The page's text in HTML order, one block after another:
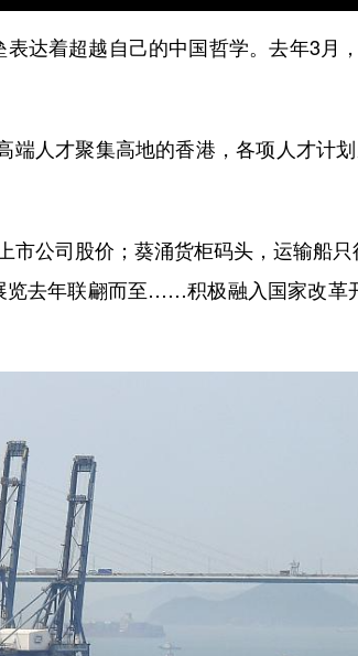
着超越自己的中国哲学。去年3月
人才聚集高地的香港，各项人才计
公司股价；葵涌货柜码头，运输船只
去年联翩而至……积极融入国家改革